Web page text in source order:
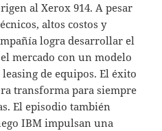
al Xerox 914. A pesar
altos costos y
logra desarrollar el
mercado con un modelo
de equipos. El éxito
transforma para siempre
El episodio también
IBM impulsan una